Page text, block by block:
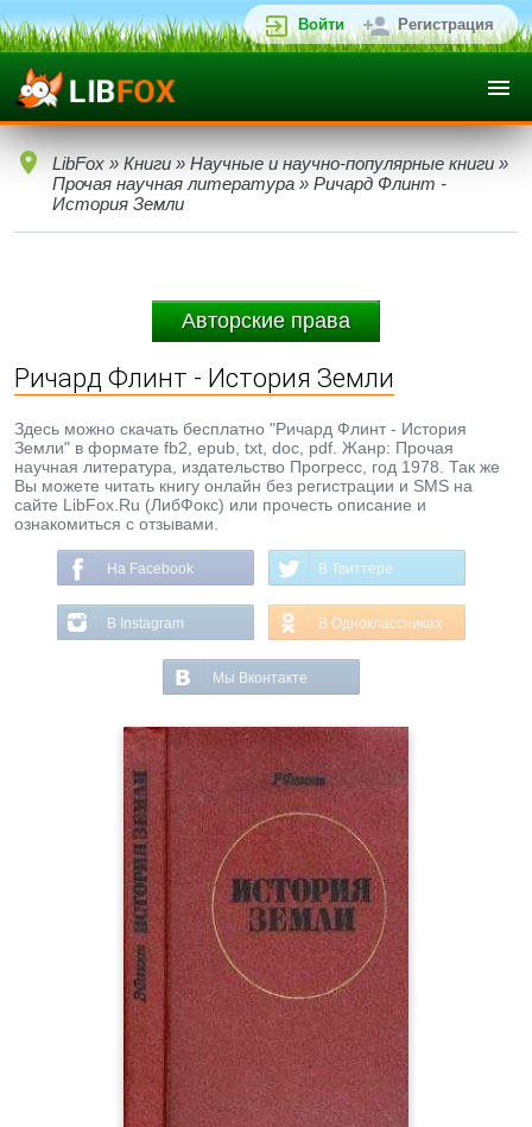
Войти Регистрация
LibFox » Книги » Научные и научно-популярные книги »
Прочая научная литература » Ричард Флинт -
История Земли
Авторские права
Ричард Флинт - История Земли
Здесь можно скачать бесплатно "Ричард Флинт - История
Земли" в формате fb2, epub, txt, doc, pdf. Жанр: Прочая
научная литература, издательство Прогресс, год 1978. Так же
Вы можете читать книгу онлайн без регистрации и SMS на
сайте LibFox.Ru (ЛибФокс) или прочесть описание и
ознакомиться с отзывами.
На Facebook В Твиттере
В Instagram В Одноклассниках
Мы Вконтакте